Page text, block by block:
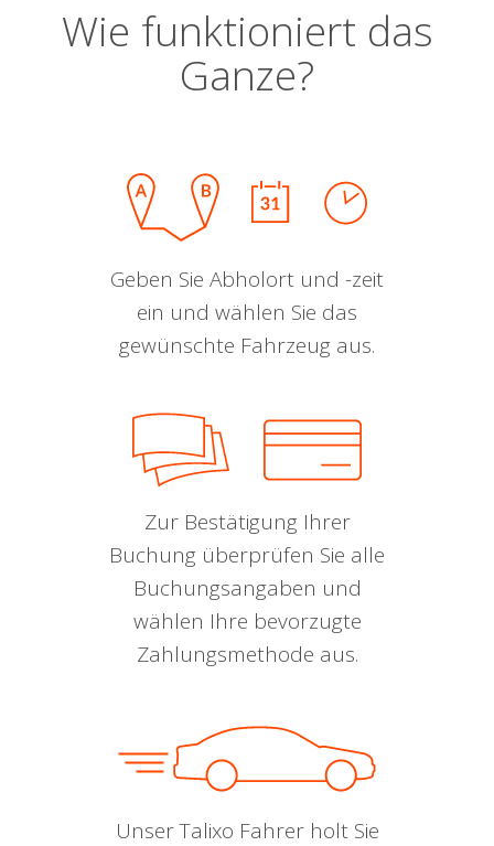
Wie funktioniert das
Ganze?
Geben Sie Abholort und -zeit
ein und wählen Sie das
gewünschte Fahrzeug aus.
Zur Bestätigung Ihrer
Buchung überprüfen Sie alle
Buchungsangaben und
wählen Ihre bevorzugte
Zahlungsmethode aus.
Unser Talixo Fahrer holt Sie